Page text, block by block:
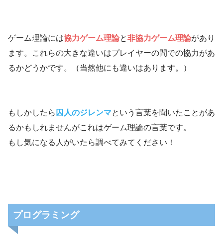
ゲーム理論には協力ゲーム理論と非協力ゲーム理論があり
ます。これらの大きな違いはプレイヤーの間での協力があ
るかどうかです。（当然他にも違いはあります。）
もしかしたら 囚人のジレンマという言葉を聞いたことがあ
るかもしれませんがこれはゲーム理論の言葉です。
もし気になる人がいたら調べてみてください！
プログラミング